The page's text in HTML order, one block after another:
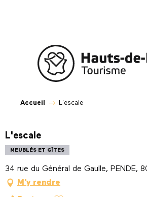
Accueil L'escale
L'escale
MEUBLÉS ET GÎTES
34 rue du Général de Gaulle, PENDE,
M'y rendre